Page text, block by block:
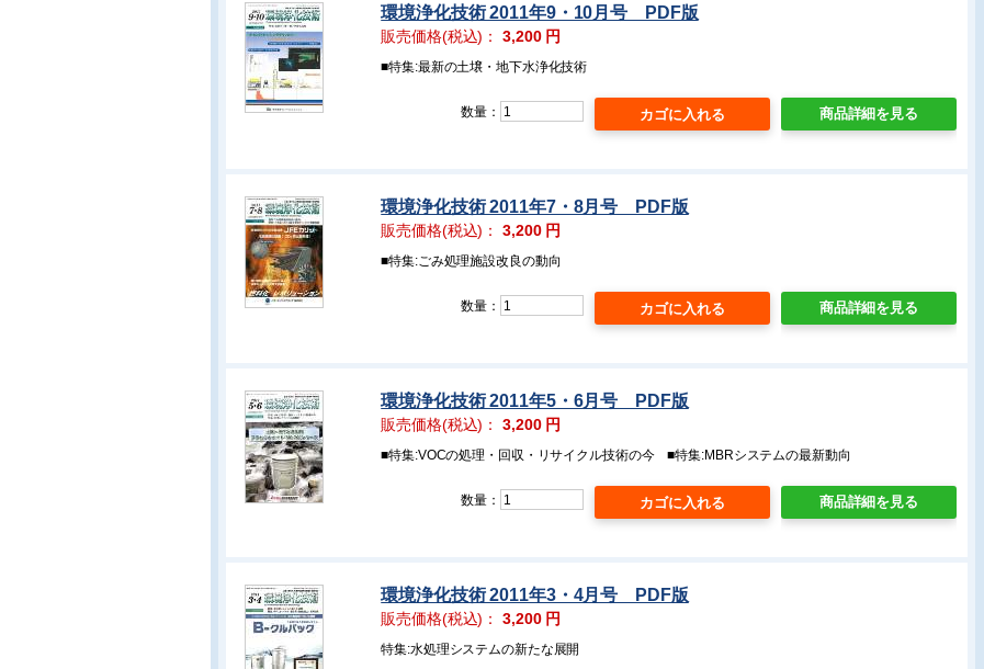
環境浄化技術 2011年9・10月号 PDF版
販売価格(税込)：3,200円
■特集:最新の土壌・地下水浄化技術
商品詳細を見る
数量：
環境浄化技術 2011年7・8月号 PDF版
販売価格(税込)：3,200円
■特集:ごみ処理施設改良の動向
商品詳細を見る
数量：
環境浄化技術 2011年5・6月号 PDF版
販売価格(税込)：3,200円
■特集:VOCの処理・回収・リサイクル技術の今 ■特集:MBRシステムの最新動向
商品詳細を見る
数量：
環境浄化技術 2011年3・4月号 PDF版
販売価格(税込)：3,200円
特集:水処理システムの新たな展開